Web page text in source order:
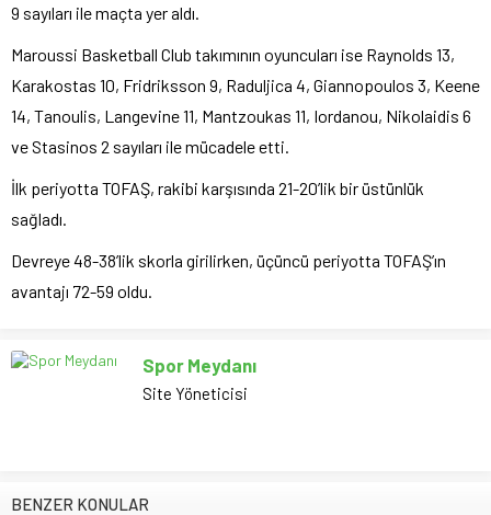
9 sayıları ile maçta yer aldı.
Maroussi Basketball Club takımının oyuncuları ise Raynolds 13,
Karakostas 10, Fridriksson 9, Raduljica 4, Giannopoulos 3, Keene
14, Tanoulis, Langevine 11, Mantzoukas 11, Iordanou, Nikolaidis 6
ve Stasinos 2 sayıları ile mücadele etti.
İlk periyotta TOFAŞ, rakibi karşısında 21-20’lik bir üstünlük
sağladı.
Devreye 48-38’lik skorla girilirken, üçüncü periyotta TOFAŞ’ın
avantajı 72-59 oldu.
Spor Meydanı
Site Yöneticisi
BENZER KONULAR